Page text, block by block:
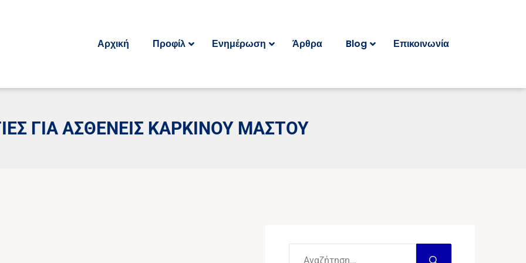
Αρχική Προφίλ Ενημέρωση Άρθρα Blog Επικοινωνία
ΓΙΑ ΑΣΘΕΝΕΙΣ ΚΑΡΚΙΝΟΥ ΜΑΣΤΟΥ